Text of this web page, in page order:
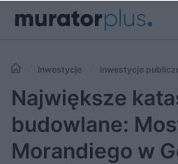
Inwestycje Inwestycje
budowlane: Most Morandiego w Genui
Największe
budowlane:
Morandiego w